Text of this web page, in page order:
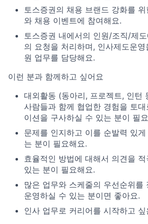
토스증권의 채용 브랜드 강화를
와 채용 이벤트에 참여해요.
토스증권 내에서의 인원/조직/제
의 요청을 처리하며, 인사제도운
원 업무를 담당해요.
이런 분과 함께하고 싶어요
대외활동 (동아리, 프로젝트, 인턴
사람들과 함께 협업한 경험을 토
이션을 구사하실 수 있는 분이 필
문제를 인지하고 이를 순발력 있
는 분이 필요해요.
효율적인 방법에 대해서 의견을
있는 분이 필요해요.
많은 업무와 스케줄의 우선순위를
운영하실 수 있는 분이면 좋아요.
인사 업무로 커리어를 시작하고